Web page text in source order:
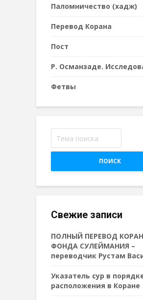
Паломничество (хадж)
Перевод Корана
Пост
Р. Османзаде.
Фетвы
ПОИСК
Свежие записи
ПОЛНЫЙ ПЕРЕВОД
ФОНДА СУЛЕЙМАНИЯ –
переводчик Рустам
Указатель сур в
расположения в Коране